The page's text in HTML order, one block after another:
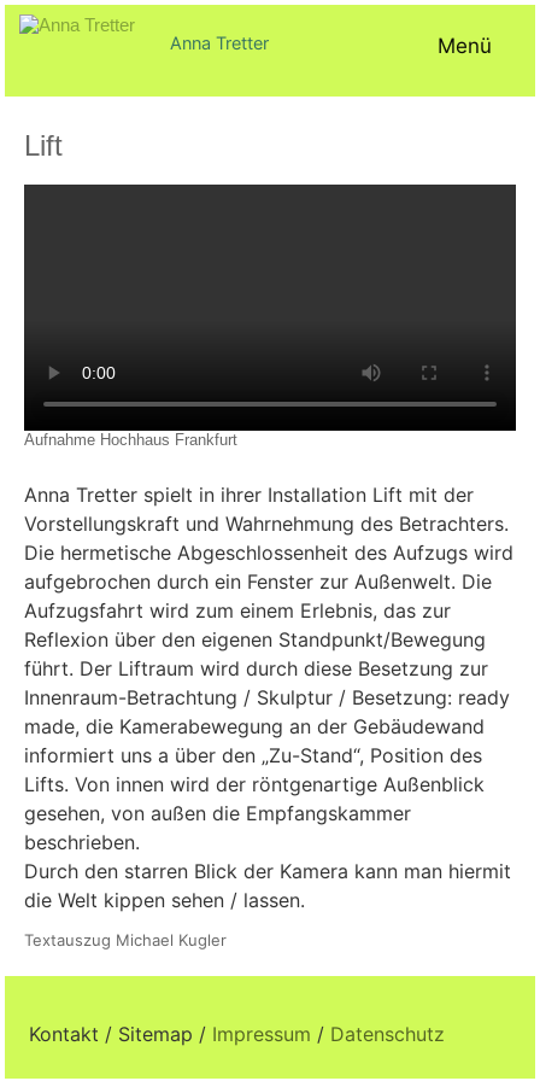
Zum
Inhalt
Anna Tretter Menü
Lift
Veröffentlicht
von
in
Aufnahme Hochhaus Frankfurt
Anna Tretter spielt in ihrer Installation Lift mit der
Vorstellungskraft und Wahrnehmung des Betrachters.
Die hermetische Abgeschlossenheit des Aufzugs wird
aufgebrochen durch ein Fenster zur Außenwelt. Die
Aufzugsfahrt wird zum einem Erlebnis, das zur
Reflexion über den eigenen Standpunkt/Bewegung
führt. Der Liftraum wird durch diese Besetzung zur
Innenraum-Betrachtung / Skulptur / Besetzung: ready
made, die Kamerabewegung an der Gebäudewand
informiert uns a über den „Zu-Stand“, Position des
Lifts. Von innen wird der röntgenartige Außenblick
gesehen, von außen die Empfangskammer
beschrieben.
Durch den starren Blick der Kamera kann man hiermit
die Welt kippen sehen / lassen.
Textauszug Michael Kugler
Kontakt / Sitemap / Impressum / Datenschutz